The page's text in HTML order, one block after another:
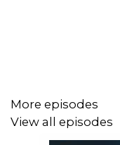
More episodes
View all episodes